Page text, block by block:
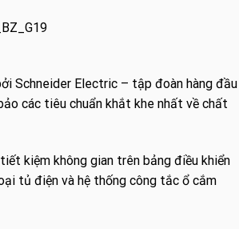
Schneider Electric – tập đoàn hàng đầu
các tiêu chuẩn khắt khe nhất về chất
kiệm không gian trên bảng điều khiển
tủ điện và hệ thống công tắc ổ cắm